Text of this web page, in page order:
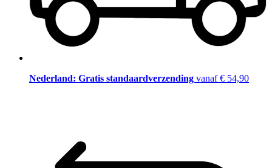
Nederland: Gratis standaardverzending vanaf € 54,90